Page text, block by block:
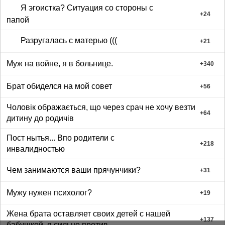
Я эгоистка? Ситуация со стороны с
папой
+24
Разругалась с матерью ((( +21
Муж на войне, я в больнице. +340
Брат обиделся на мой совет +56
Чоловік ображається, що через срач не хочу везти
дитину до родичів
+64
Пост нытья... Впо родители с
инвалидностью
+218
Чем занимаются ваши прячунчики? +31
Мужу нужен психолог? +19
Жена брата оставляет своих детей с нашей
+137